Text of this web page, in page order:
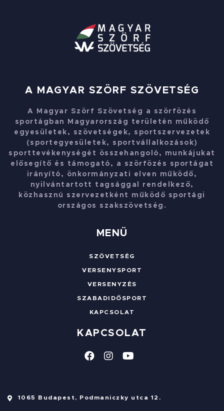
A MAGYAR SZÖRF SZÖVETSÉG
A Magyar Szörf Szövetség a szörfözés
sportágban Magyarország területén működő
egyesületek, szövetségek, sportszervezetek
(sportegyesületek, sportvállalkozások)
sporttevékenységét összehangoló, munkájukat
elősegítő és támogató, a szörfözés sportágat
irányító, önkormányzati elven működő,
nyilvántartott tagsággal rendelkező,
közhasznú szervezetként működő sportági
országos szakszövetség.
MENÜ
SZÖVETSÉG
VERSENYSPORT
VERSENYZÉS
SZABADIDŐSPORT
KAPCSOLAT
KAPCSOLAT
1065 Budapest, Podmaniczky utca 12.